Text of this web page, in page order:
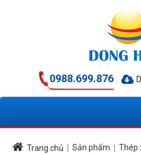
0988.699.876
Trang chủ Sản phẩm Thép